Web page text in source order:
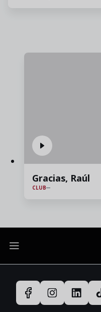
Gracias, Raúl
CLUB